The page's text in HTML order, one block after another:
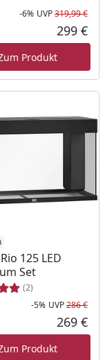
-6% UVP319,99 €
299 €
Produkt
Preis
125 LED
Set
(2)
-5% UVP286 €
269 €
Produkt